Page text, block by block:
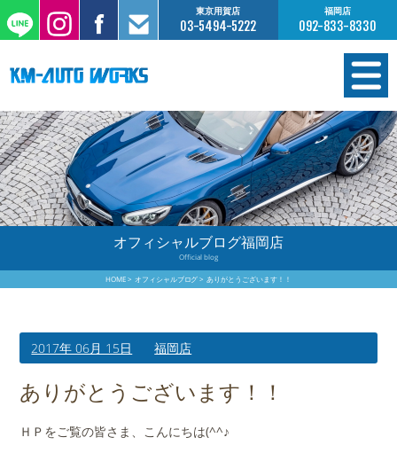
東京用賀店
03-5494-5222
福岡店
092-833-8330
在庫情報
オーダー販売
工場サービス
保証について
買取査定のご案内
店舗案内
会社概要
オフィシャルブログ福岡店
Official blog
HOME オフィシャルブログ ありがとうございます！！
2017年 06月 15日 福岡店
ありがとうございます！！
ＨＰをご覧の皆さま、こんにちは(^^♪